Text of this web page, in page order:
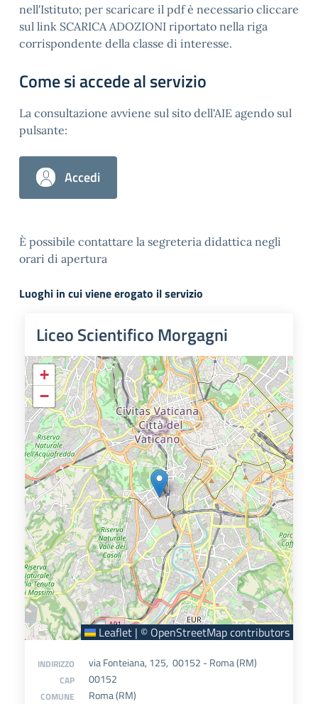
nell'Istituto; per scaricare il pdf è necessario cliccare
sul link SCARICA ADOZIONI riportato nella riga
corrispondente della classe di interesse.
Come si accede al servizio
La consultazione avviene sul sito dell'AIE agendo sul
pulsante:
Accedi
È possibile contattare la segreteria didattica negli
orari di apertura
Luoghi in cui viene erogato il servizio
Liceo Scientifico Morgagni
+
−
Leaflet | © OpenStreetMapcontributors
INDIRIZZO via Fonteiana, 125, 00152 - Roma (RM)
CAP 00152
COMUNE Roma (RM)